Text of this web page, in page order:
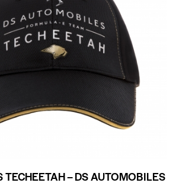
TECHEETAH – DS AUTOMOBILES